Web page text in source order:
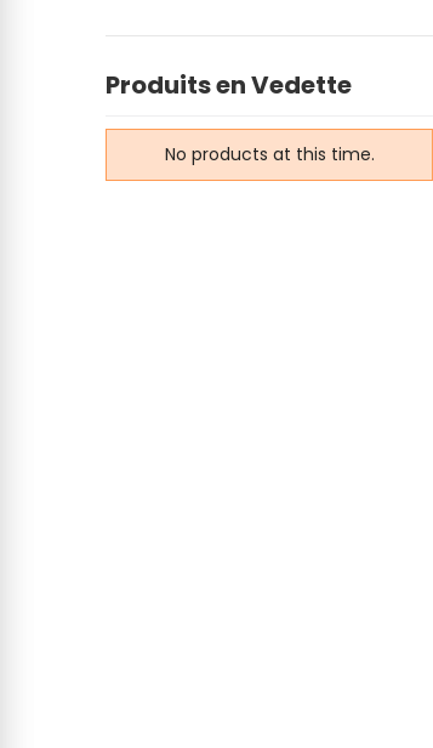
Produits en Vedette
No products at this time.